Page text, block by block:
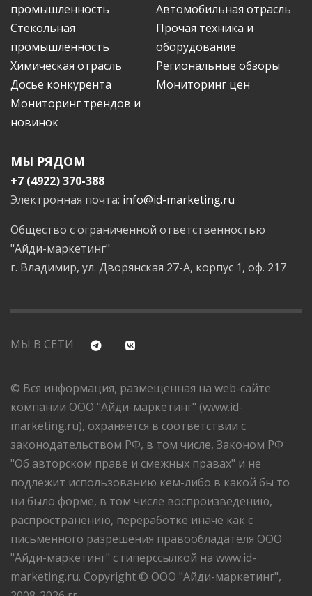
промышленность
Автомобильная отрасль
Стекольная
промышленность
Прочая техника и
оборудование
Химическая отрасль
Региональные обзоры
Досье конкурента
Мониторинг цен
Мониторинг трендов и
новинок
МЫ РЯДОМ
+7 (4922) 370-388
Электронная почта: info@id-marketing.ru
Общество с ограниченной ответственностью
"Айди-маркетинг"
г. Владимир, ул. Дворянская 27-А, корпус 1, оф. 217
МЫ В СЕТИ
© Вся информация, размещенная на web-сайте
компании ООО "Айди-маркетинг" (www.id-
marketing.ru), охраняется в соответствии с
законодательством РФ, в том числе, Законом РФ
"Об авторском праве и смежных правах" и не
подлежит использованию кем-либо в какой бы то
ни было форме, в том числе воспроизведению,
распространению, переработке иначе как с
письменного разрешения правообладателя ООО
"Айди-маркетинг" с гиперссылкой на www.id-
marketing.ru. Copyright © ООО "Айди-маркетинг",